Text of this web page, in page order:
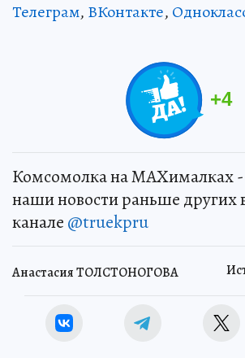
Телеграм, ВКонтакте,
+4
Комсомолка на MAXималках -
наши новости раньше других
канале @truekpru
Анастасия ТОЛСТОНОГОВА